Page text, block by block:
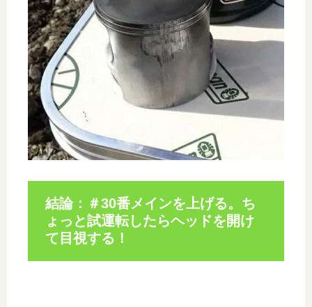
結論：＃30番メインを上げる。ち
ょっと試運転したらヘッドを開け
て目視する！